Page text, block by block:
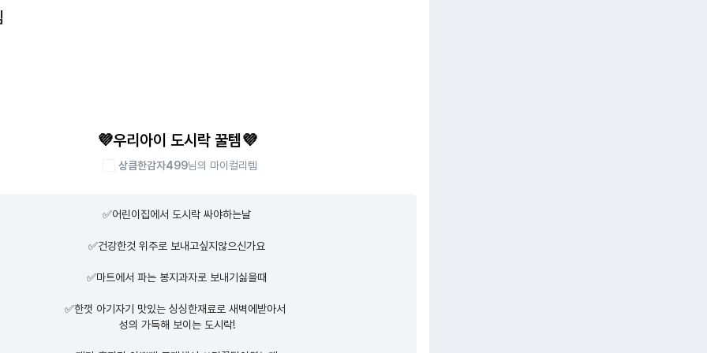
💜우리아이 도시락 꿀템💜
상큼한감자499님의 마이컬리템
✅어린이집에서 도시락 싸야하는날
✅건강한것 위주로 보내고싶지않으신가요
✅마트에서 파는 봉지과자로 보내기싫을때
✅한껏 아기자기 맛있는 싱싱한재료로 새벽에받아서
성의 가득해 보이는 도시락!